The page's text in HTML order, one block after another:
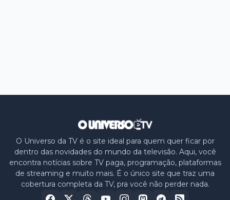
O Universo da TV é o site ideal para quem quer ficar por
dentro das novidades do mundo da televisão. Aqui, você
encontra notícias sobre TV paga, programação, plataformas
de streaming e muito mais. É o único site que traz uma
cobertura completa da TV, pra você não perder nada.